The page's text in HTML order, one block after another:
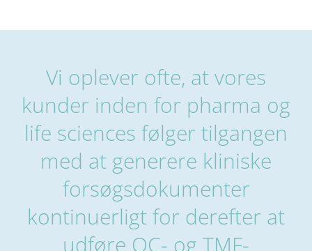
Vi oplever ofte, at vores
kunder inden for pharma og
life sciences følger tilgangen
med at generere kliniske
forsøgsdokumenter
kontinuerligt for derefter at
udføre QC- og TMF-